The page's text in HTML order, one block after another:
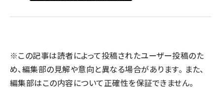
※この記事は読者によって投稿されたユーザー投稿のた
め、編集部の見解や意向と異なる場合があります。 また、
編集部はこの内容について正確性を保証できません。